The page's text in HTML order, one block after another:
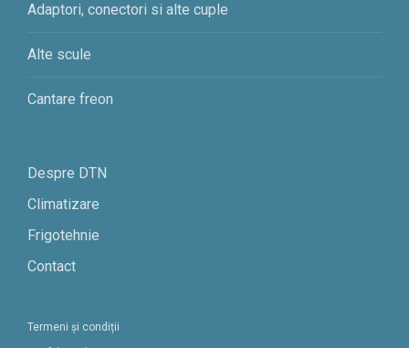
Adaptori, conectori si alte cuple
Alte scule
Cantare freon
Despre DTN
Climatizare
Frigotehnie
Contact
Termeni și condiții